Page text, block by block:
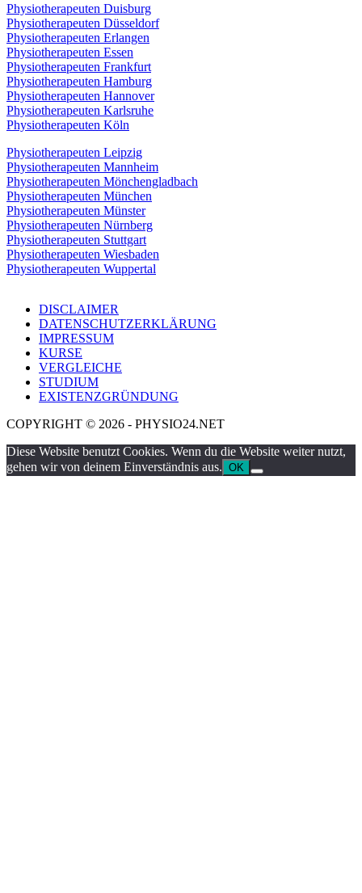
Physiotherapeuten Duisburg
Physiotherapeuten Düsseldorf
Physiotherapeuten Erlangen
Physiotherapeuten Essen
Physiotherapeuten Frankfurt
Physiotherapeuten Hamburg
Physiotherapeuten Hannover
Physiotherapeuten Karlsruhe
Physiotherapeuten Köln
Physiotherapeuten Leipzig
Physiotherapeuten Mannheim
Physiotherapeuten Mönchengladbach
Physiotherapeuten München
Physiotherapeuten Münster
Physiotherapeuten Nürnberg
Physiotherapeuten Stuttgart
Physiotherapeuten Wiesbaden
Physiotherapeuten Wuppertal
DISCLAIMER
DATENSCHUTZERKLÄRUNG
IMPRESSUM
KURSE
VERGLEICHE
STUDIUM
EXISTENZGRÜNDUNG
COPYRIGHT © 2026 - PHYSIO24.NET
Diese Website benutzt Cookies. Wenn du die Website weiter nutzt,
gehen wir von deinem Einverständnis aus. OK